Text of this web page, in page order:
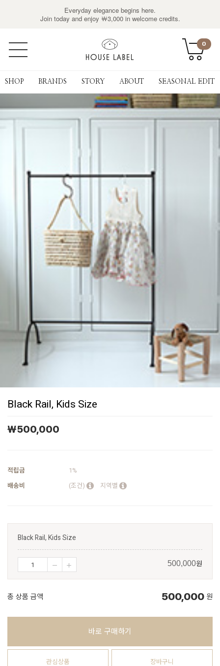
Everyday elegance begins here.
Join today and enjoy ￦3,000 in welcome credits.
0
SHOP BRANDS STORY ABOUT SEASONAL EDIT
Black Rail, Kids Size
￦500,000
적립금
1%
배송비
(조건) 지역별
Black Rail, Kids Size
500,000원
총 상품 금액 500,000 원
바로 구매하기
관심상품 장바구니